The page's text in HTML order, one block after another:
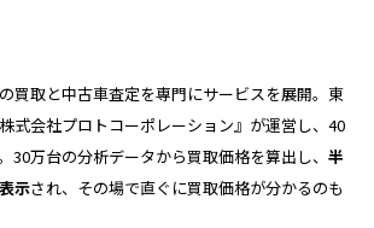
買取と中古車査定を専門にサービスを展開。東
式会社プロトコーポレーション』が運営し、40
30万台の分析データから買取価格を算出し、 半
示され、その場で直ぐに買取価格が分かるのも